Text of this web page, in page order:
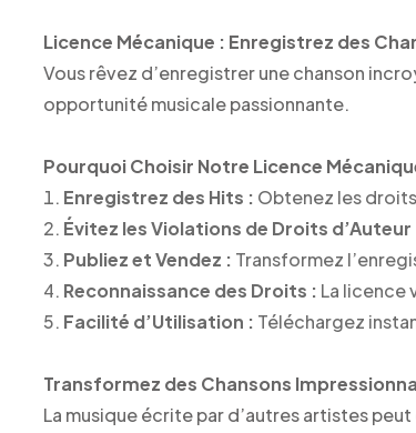
Licence Mécanique : Enregistrez des
Vous rêvez d’enregistrer une chanson
opportunité musicale passionnante.
Pourquoi Choisir Notre Licence
Enregistrez des Hits : Obtenez les
Évitez les Violations de Droits d’Auteur
Publiez et Vendez : Transformez
Reconnaissance des Droits : La licence
Facilité d’Utilisation : Téléchargez
Transformez des Chansons
La musique écrite par d’autres artistes